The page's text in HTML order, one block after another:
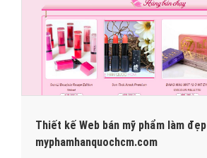
Thiết kế Web bán mỹ phẩm làm đẹp
myphamhanquochcm.com